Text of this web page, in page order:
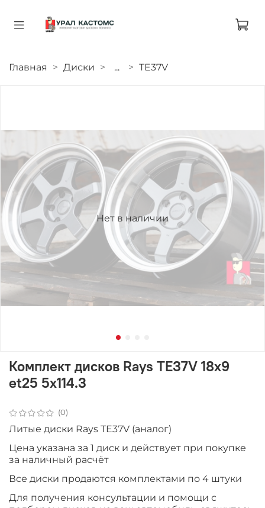
Главная Диски ... TE37V
Нет в наличии
(0)
Комплект дисков Rays TE37V 18x9
et25 5x114.3
Литые диски Rays TE37V (аналог)
Цена указана за 1 диск и действует при покупке
за наличный расчёт
Все диски продаютcя комплектами по 4 штуки
Для получения консультации и помощи с